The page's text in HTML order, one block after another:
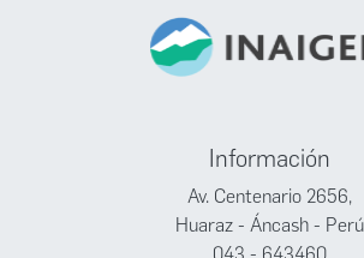
Información
Av. Centenario 2656,
Huaraz - Áncash - Perú